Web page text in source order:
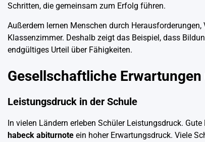
Schritten, die gemeinsam zum Erfolg führen.
Außerdem lernen Menschen durch
Klassenzimmer. Deshalb zeigt das Beispiel, dass
endgültiges Urteil über Fähigkeiten.
Gesellschaftliche
Leistungsdruck in der Schule
In vielen Ländern erleben Schüler Leistungsdruck.
habeck abiturnote ein hoher Erwartungsdruck. Viele